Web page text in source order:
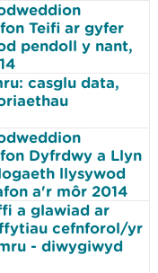
Teifi ar gyfer
pendoll y nant,
casglu data,
Dyfrdwy a Llyn
llysywod
a'r môr 2014
a glawiad ar
cefnforol/yr
- diwygiwyd